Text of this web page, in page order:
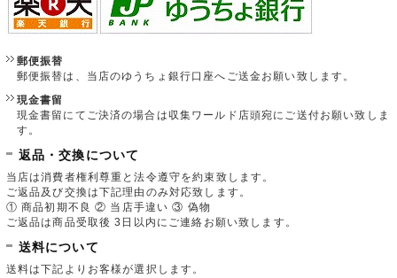
郵便振替
郵便振替は、当店のゆうちょ銀行口座へご送金お願い致します。
現金書留
現金書留にてご決済の場合は収集ワールド店頭宛にご送付お願い致しま
す。
返品・交換について
当店は消費者権利尊重と法令遵守を約束致します。
ご返品及び交換は下記理由のみ対応致します。
① 商品初期不良 ② 当店手違い ③ 偽物
ご返品は商品受取後 3日以内にご連絡お願い致します。
送料について
送料は下記よりお客様が選択します。